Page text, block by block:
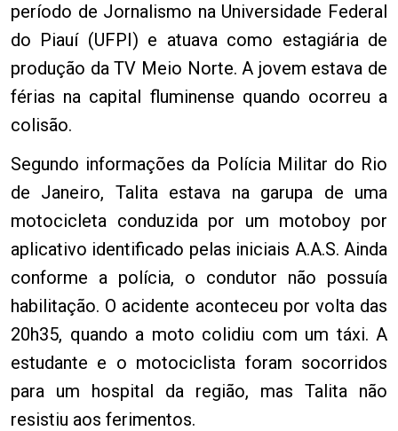
período de Jornalismo na Universidade Federal
do Piauí (UFPI) e atuava como estagiária de
produção da TV Meio Norte. A jovem estava de
férias na capital fluminense quando ocorreu a
colisão.
Segundo informações da Polícia Militar do Rio
de Janeiro, Talita estava na garupa de uma
motocicleta conduzida por um motoboy por
aplicativo identificado pelas iniciais A.A.S. Ainda
conforme a polícia, o condutor não possuía
habilitação. O acidente aconteceu por volta das
20h35, quando a moto colidiu com um táxi. A
estudante e o motociclista foram socorridos
para um hospital da região, mas Talita não
resistiu aos ferimentos.